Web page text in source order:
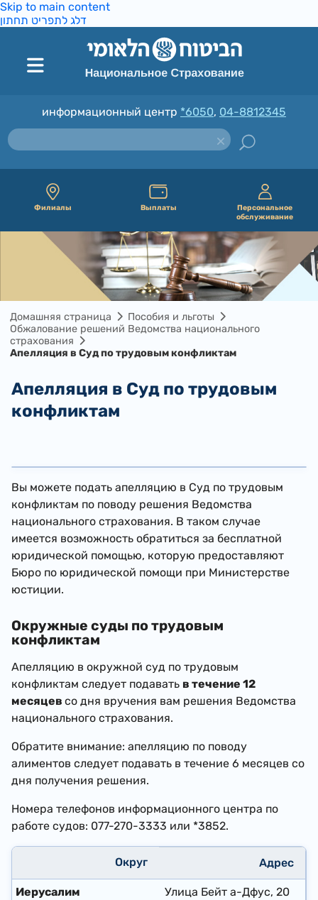
Skip to main content
דלג לתפריט תחתון
информационный центр *6050, 04-8812345
Филиалы Выплаты
Персональное
обслуживание
Домашняя страница
Пособия и льготы
Обжалование решений Ведомства национального
страхования
Апелляция в Суд по трудовым конфликтам
Апелляция в Суд по трудовым
конфликтам
Вы можете подать апелляцию в Суд по трудовым
конфликтам по поводу решения Ведомства
национального страхования. В таком случае
имеется возможность обратиться за бесплатной
юридической помощью, которую предоставляют
Бюро по юридической помощи при Министерстве
юстиции.
Окружные суды по трудовым
конфликтам
Апелляцию в окружной суд по трудовым
конфликтам следует подавать в течение 12
месяцев со дня вручения вам решения Ведомства
национального страхования.
Обратите внимание: апелляцию по поводу
алиментов следует подавать в течение 6 месяцев со
дня получения решения.
Номера телефонов информационного центра по
работе судов: 077-270-3333 или *3852.
Округ Адрес
Иерусалим
Улица Бейт а-Дфус, 20